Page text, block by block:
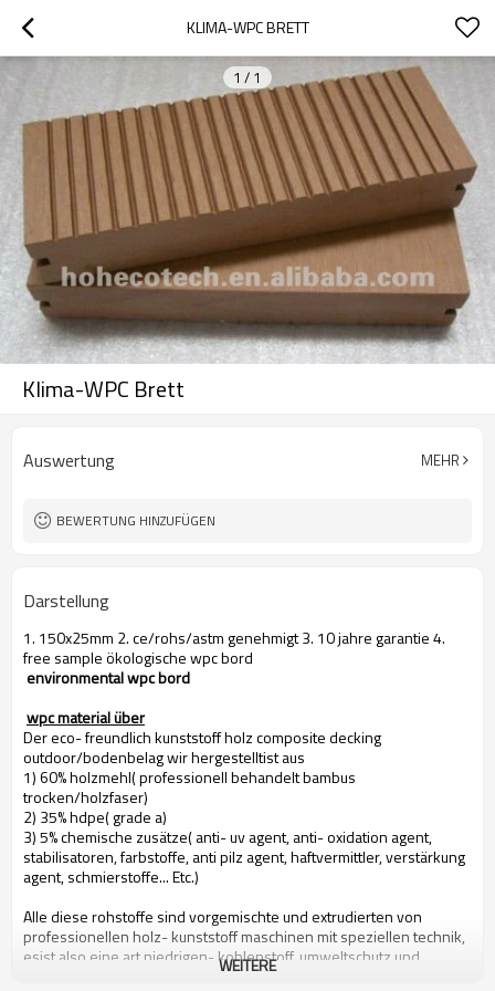
KLIMA-WPC BRETT
1 / 1
Klima-WPC Brett
Auswertung MEHR
BEWERTUNG HINZUFÜGEN
Darstellung
1. 150x25mm 2. ce/rohs/astm genehmigt 3. 10 jahre garantie 4.
free sample ökologische wpc bord
environmental wpc bord
wpc material über
Der eco- freundlich kunststoff holz composite decking
outdoor/bodenbelag wir hergestelltist aus
1) 60% holzmehl( professionell behandelt bambus
trocken/holzfaser)
2) 35% hdpe( grade a)
3) 5% chemische zusätze( anti- uv agent, anti- oxidation agent,
stabilisatoren, farbstoffe, anti pilz agent, haftvermittler, verstärkung
agent, schmierstoffe... Etc.)
Alle diese rohstoffe sind vorgemischte und extrudierten von
professionellen holz- kunststoff maschinen mit speziellen technik,
esist also eine art niedrigen- kohlenstoff, umweltschutz und
WEITERE